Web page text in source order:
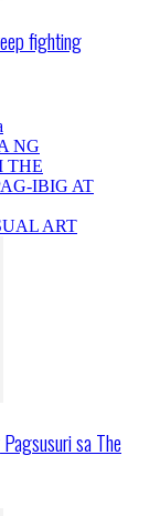
fighting
NG
THE
IBIG AT
ART
sa The